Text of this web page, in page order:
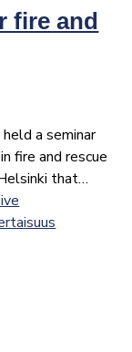
fire and
a seminar
fire and rescue
that…